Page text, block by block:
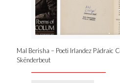
Mal Berisha – Poeti Irlandez Pádraic
Skënderbeut